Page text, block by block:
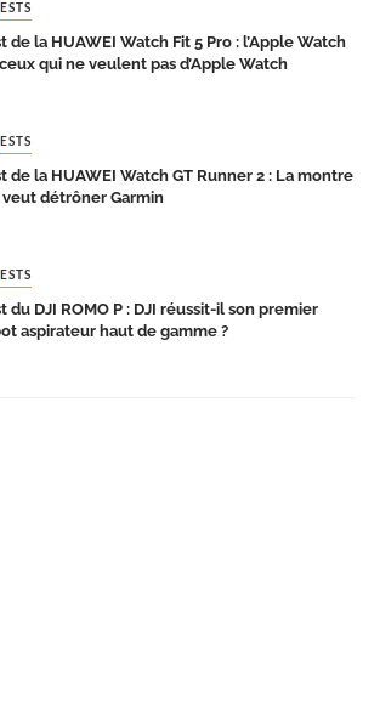
TESTS
de la HUAWEI Watch Fit 5 Pro : l’Apple Watch
qui ne veulent pas d’Apple Watch
TESTS
de la HUAWEI Watch GT Runner 2 : La montre
veut détrôner Garmin
TESTS
du DJI ROMO P : DJI réussit-il son premier
aspirateur haut de gamme ?